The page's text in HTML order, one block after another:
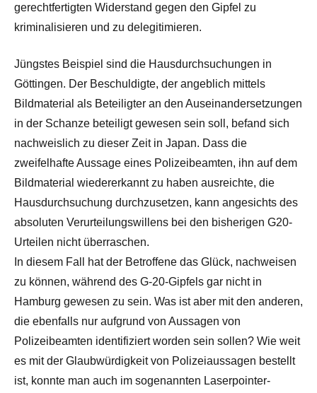
gerechtfertigten Widerstand gegen den Gipfel zu
kriminalisieren und zu delegitimieren.
Jüngstes Beispiel sind die Hausdurchsuchungen in
Göttingen. Der Beschuldigte, der angeblich mittels
Bildmaterial als Beteiligter an den Auseinandersetzungen
in der Schanze beteiligt gewesen sein soll, befand sich
nachweislich zu dieser Zeit in Japan. Dass die
zweifelhafte Aussage eines Polizeibeamten, ihn auf dem
Bildmaterial wiedererkannt zu haben ausreichte, die
Hausdurchsuchung durchzusetzen, kann angesichts des
absoluten Verurteilungswillens bei den bisherigen G20-
Urteilen nicht überraschen.
In diesem Fall hat der Betroffene das Glück, nachweisen
zu können, während des G-20-Gipfels gar nicht in
Hamburg gewesen zu sein. Was ist aber mit den anderen,
die ebenfalls nur aufgrund von Aussagen von
Polizeibeamten identifiziert worden sein sollen? Wie weit
es mit der Glaubwürdigkeit von Polizeiaussagen bestellt
ist, konnte man auch im sogenannten Laserpointer-